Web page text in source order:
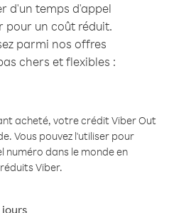
d'un temps d'appel
pour un coût réduit.
parmi nos offres
chers et flexibles :
acheté, votre crédit Viber Out
Vous pouvez l'utiliser pour
numéro dans le monde en
Viber.